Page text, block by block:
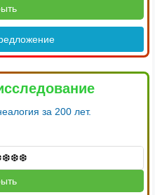
за 200 лет.